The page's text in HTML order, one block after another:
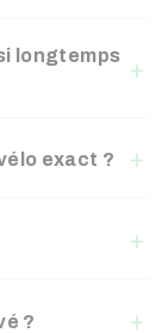
longtemps
exact ?
?